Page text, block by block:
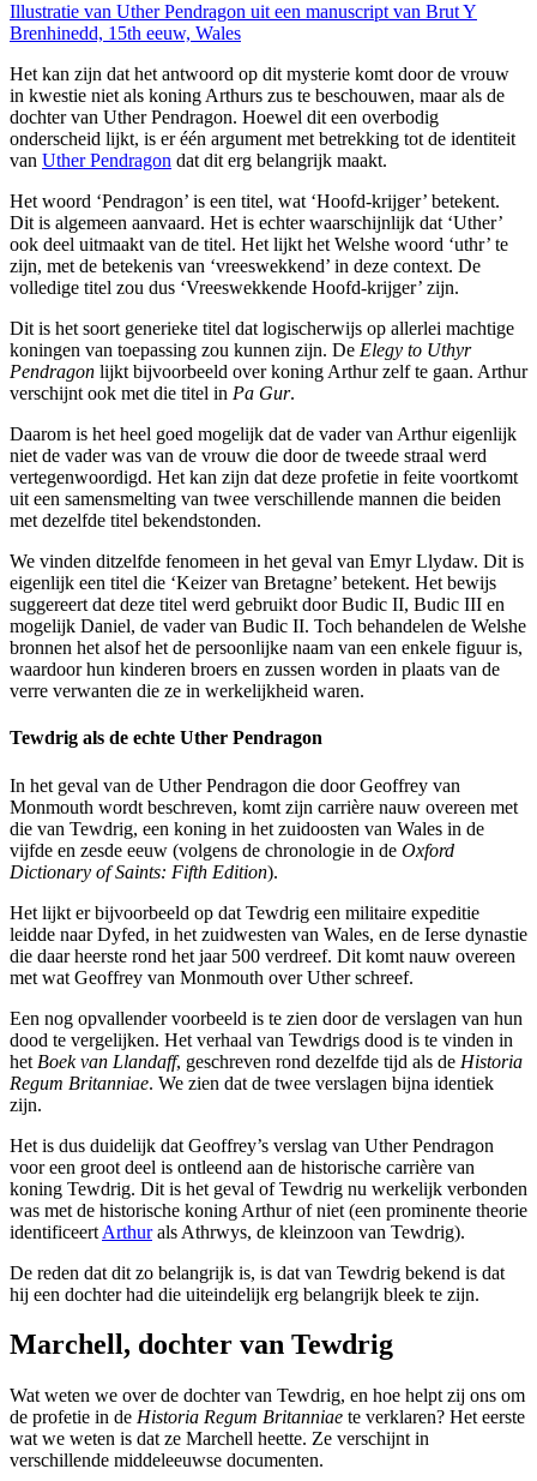
Illustratie van Uther Pendragon uit een manuscript van Brut Y
Brenhinedd, 15th eeuw, Wales
Het kan zijn dat het antwoord op dit mysterie komt door de vrouw
in kwestie niet als koning Arthurs zus te beschouwen, maar als de
dochter van Uther Pendragon. Hoewel dit een overbodig
onderscheid lijkt, is er één argument met betrekking tot de identiteit
van Uther Pendragon dat dit erg belangrijk maakt.
Het woord ‘Pendragon’ is een titel, wat ‘Hoofd-krijger’ betekent.
Dit is algemeen aanvaard. Het is echter waarschijnlijk dat ‘Uther’
ook deel uitmaakt van de titel. Het lijkt het Welshe woord ‘uthr’ te
zijn, met de betekenis van ‘vreeswekkend’ in deze context. De
volledige titel zou dus ‘Vreeswekkende Hoofd-krijger’ zijn.
Dit is het soort generieke titel dat logischerwijs op allerlei machtige
koningen van toepassing zou kunnen zijn. De Elegy to Uthyr
Pendragon lijkt bijvoorbeeld over koning Arthur zelf te gaan. Arthur
verschijnt ook met die titel in Pa Gur.
Daarom is het heel goed mogelijk dat de vader van Arthur eigenlijk
niet de vader was van de vrouw die door de tweede straal werd
vertegenwoordigd. Het kan zijn dat deze profetie in feite voortkomt
uit een samensmelting van twee verschillende mannen die beiden
met dezelfde titel bekendstonden.
We vinden ditzelfde fenomeen in het geval van Emyr Llydaw. Dit is
eigenlijk een titel die ‘Keizer van Bretagne’ betekent. Het bewijs
suggereert dat deze titel werd gebruikt door Budic II, Budic III en
mogelijk Daniel, de vader van Budic II. Toch behandelen de Welshe
bronnen het alsof het de persoonlijke naam van een enkele figuur is,
waardoor hun kinderen broers en zussen worden in plaats van de
verre verwanten die ze in werkelijkheid waren.
Tewdrig als de echte Uther Pendragon
In het geval van de Uther Pendragon die door Geoffrey van
Monmouth wordt beschreven, komt zijn carrière nauw overeen met
die van Tewdrig, een koning in het zuidoosten van Wales in de
vijfde en zesde eeuw (volgens de chronologie in de Oxford
Dictionary of Saints: Fifth Edition).
Het lijkt er bijvoorbeeld op dat Tewdrig een militaire expeditie
leidde naar Dyfed, in het zuidwesten van Wales, en de Ierse dynastie
die daar heerste rond het jaar 500 verdreef. Dit komt nauw overeen
met wat Geoffrey van Monmouth over Uther schreef.
Een nog opvallender voorbeeld is te zien door de verslagen van hun
dood te vergelijken. Het verhaal van Tewdrigs dood is te vinden in
het Boek van Llandaff, geschreven rond dezelfde tijd als de Historia
Regum Britanniae. We zien dat de twee verslagen bijna identiek
zijn.
Het is dus duidelijk dat Geoffrey’s verslag van Uther Pendragon
voor een groot deel is ontleend aan de historische carrière van
koning Tewdrig. Dit is het geval of Tewdrig nu werkelijk verbonden
was met de historische koning Arthur of niet (een prominente theorie
identificeert Arthurals Athrwys, de kleinzoon van Tewdrig).
De reden dat dit zo belangrijk is, is dat van Tewdrig bekend is dat
hij een dochter had die uiteindelijk erg belangrijk bleek te zijn.
Marchell, dochter van Tewdrig
Wat weten we over de dochter van Tewdrig, en hoe helpt zij ons om
de profetie in de Historia Regum Britanniae te verklaren? Het eerste
wat we weten is dat ze Marchell heette. Ze verschijnt in
verschillende middeleeuwse documenten.